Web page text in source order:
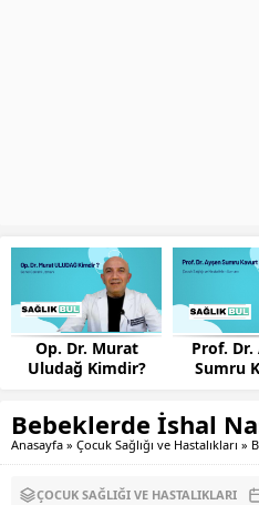
Op. Dr. Murat
Uludağ Kimdir?
Prof. Dr.
Sumru
Bebeklerde İshal
Anasayfa » Çocuk Sağlığı ve Hastalıkları »
ÇOCUK SAĞLIĞI VE HASTALIKLARI